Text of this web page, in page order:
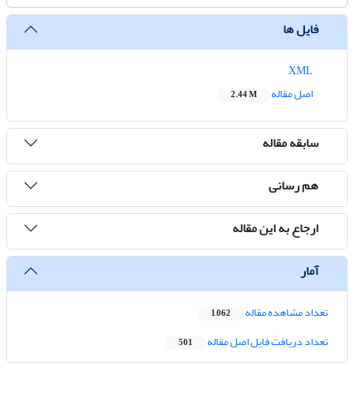
فایل ها
اصل مقاله
2.44 M
سابقه مقاله
هم رسانی
ارجاع به این مقاله
آمار
تعداد مشاهده مقاله 1,062
تعداد دریافت فایل اصل مقاله 501